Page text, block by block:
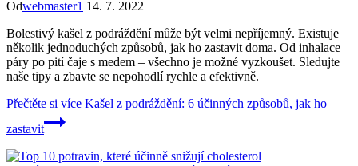
Odwebmaster1 14. 7. 2022
Bolestivý kašel z podráždění může být velmi nepříjemný. Existuje
několik jednoduchých způsobů, jak ho zastavit doma. Od inhalace
páry po pití čaje s medem – všechno je možné vyzkoušet. Sledujte
naše tipy a zbavte se nepohodlí rychle a efektivně.
Přečtěte si více Kašel z podráždění: 6 účinných způsobů, jak ho
zastavit